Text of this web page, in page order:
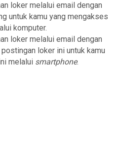
loker melalui email dengan
untuk kamu yang mengakses
komputer.
loker melalui email dengan
loker ini untuk kamu
melalui smartphone.